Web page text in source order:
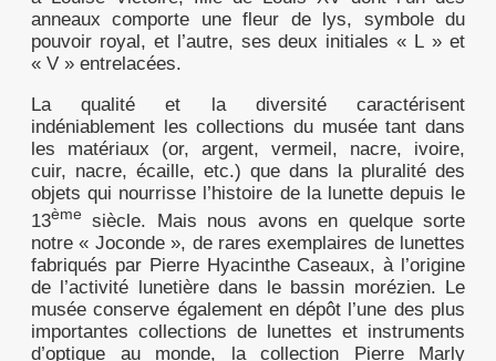
anneaux comporte une fleur de lys, symbole du
pouvoir royal, et l’autre, ses deux initiales « L » et
« V » entrelacées.
La qualité et la diversité caractérisent
indéniablement les collections du musée tant dans
les matériaux (or, argent, vermeil, nacre, ivoire,
cuir, nacre, écaille, etc.) que dans la pluralité des
objets qui nourrisse l’histoire de la lunette depuis le
13ème siècle. Mais nous avons en quelque sorte
notre « Joconde », de rares exemplaires de lunettes
fabriqués par Pierre Hyacinthe Caseaux, à l’origine
de l’activité lunetière dans le bassin morézien. Le
musée conserve également en dépôt l’une des plus
importantes collections de lunettes et instruments
d’optique au monde, la collection Pierre Marly